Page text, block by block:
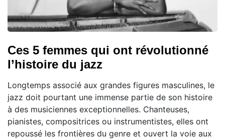
Ces 5 femmes qui ont révolutionné
l’histoire du jazz
Longtemps associé aux grandes figures masculines, le
jazz doit pourtant une immense partie de son histoire
à des musiciennes exceptionnelles. Chanteuses,
pianistes, compositrices ou instrumentistes, elles ont
repoussé les frontières du genre et ouvert la voie aux